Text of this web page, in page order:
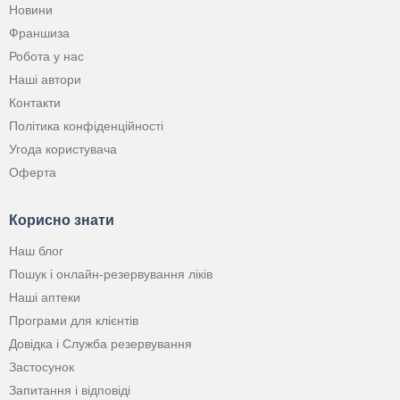
Новини
Франшиза
Робота у нас
Наші автори
Контакти
Політика конфіденційності
Угода користувача
Оферта
Корисно знати
Наш блог
Пошук і онлайн-резервування ліків
Наші аптеки
Програми для клієнтів
Довідка і Служба резервування
Застосунок
Запитання і відповіді